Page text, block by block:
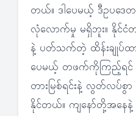
တယ်။ ဒါပေမယ့် ဒီဥပဒေ
လုံလောက်မှု မရှိဘူး။ နိုင်ငံတ
နဲ့ ပတ်သက်တဲ့ ထိန်းချုပ်ထ
ပေမယ့် တဖက်ကိုကြည့်ရင်
တားမြစ်ရင်းနဲ့ လွတ်လပ်စွ
နိုင်တယ်။ ကျနော်တို့အနေ